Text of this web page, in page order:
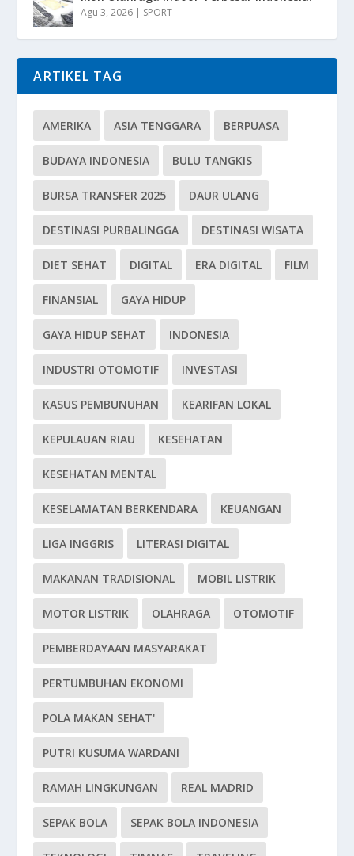
Agu 3, 2026 | SPORT
ARTIKEL TAG
AMERIKA ASIA TENGGARA BERPUASA
BUDAYA INDONESIA BULU TANGKIS
BURSA TRANSFER 2025 DAUR ULANG
DESTINASI PURBALINGGA DESTINASI WISATA
DIET SEHAT DIGITAL ERA DIGITAL FILM
FINANSIAL GAYA HIDUP
GAYA HIDUP SEHAT INDONESIA
INDUSTRI OTOMOTIF INVESTASI
KASUS PEMBUNUHAN KEARIFAN LOKAL
KEPULAUAN RIAU KESEHATAN
KESEHATAN MENTAL
KESELAMATAN BERKENDARA KEUANGAN
LIGA INGGRIS LITERASI DIGITAL
MAKANAN TRADISIONAL MOBIL LISTRIK
MOTOR LISTRIK OLAHRAGA OTOMOTIF
PEMBERDAYAAN MASYARAKAT
PERTUMBUHAN EKONOMI
POLA MAKAN SEHAT'
PUTRI KUSUMA WARDANI
RAMAH LINGKUNGAN REAL MADRID
SEPAK BOLA SEPAK BOLA INDONESIA